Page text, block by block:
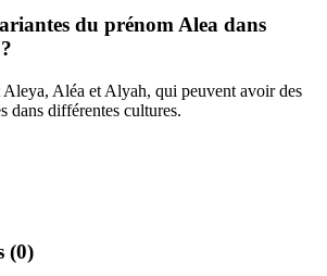
du prénom Alea dans
Aléa et Alyah, qui peuvent avoir des
dans différentes cultures.
(0)